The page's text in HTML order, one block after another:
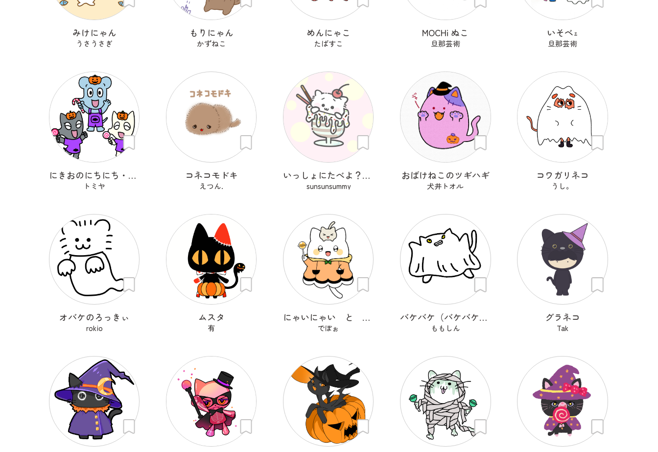
みけにゃん
うさうさぎ
もりにゃん
かずねこ
めんにゃこ
たばすこ
MOCHi ぬこ
旦那芸術
いそベｪ
旦那芸術
にきおのにちにち・ハロウィン
トミヤ
コネコモドキ
えつん.
いっしょにたべよ？ぱふぇ
sunsunsummy
おばけねこのツギハギ
犬井トオル
コワガリネコ
うし。
オバケのろっきぃ
rokio
ムスタ
有
にゃいにゃい と ねこつ
でぼぉ
バケバケ（バケバケはネコ）
ももしん
グラネコ
Tak